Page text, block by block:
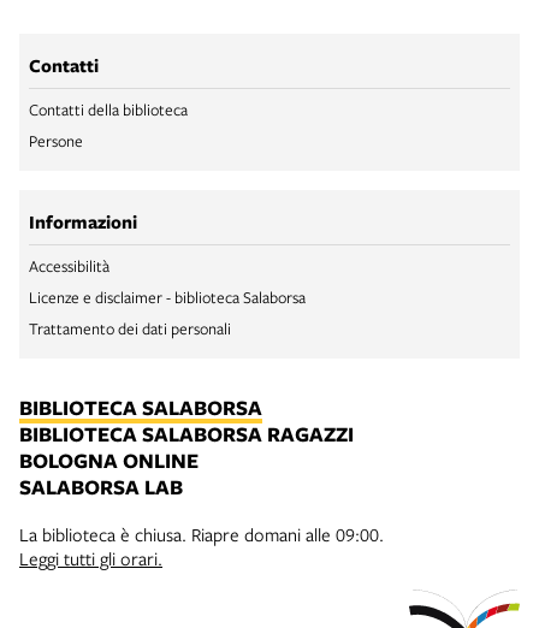
Contatti
Contatti della biblioteca
Persone
Informazioni
Accessibilità
Licenze e disclaimer - biblioteca Salaborsa
Trattamento dei dati personali
BIBLIOTECA SALABORSA
BIBLIOTECA SALABORSA RAGAZZI
BOLOGNA ONLINE
SALABORSA LAB
La biblioteca è chiusa. Riapre domani alle 09:00.
Leggi tutti gli orari.